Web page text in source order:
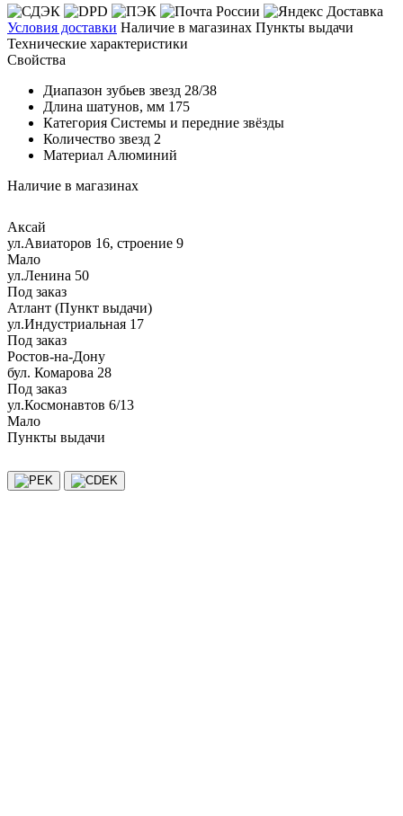
Условия доставки Наличие в магазинах Пункты выдачи
Технические характеристики
Свойства
Диапазон зубьев звезд 28/38
Длина шатунов, мм 175
Категория Системы и передние звёзды
Количество звезд 2
Материал Алюминий
Наличие в магазинах
Аксай
ул.Авиаторов 16, строение 9
Мало
ул.Ленина 50
Под заказ
Атлант (Пункт выдачи)
ул.Индустриальная 17
Под заказ
Ростов-на-Дону
бул. Комарова 28
Под заказ
ул.Космонавтов 6/13
Мало
Пункты выдачи